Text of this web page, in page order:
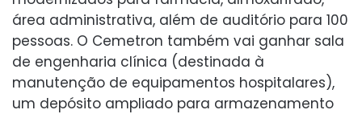
área administrativa, além de auditório para 100
pessoas. O Cemetron também vai ganhar sala
de engenharia clínica (destinada à
manutenção de equipamentos hospitalares),
um depósito ampliado para armazenamento